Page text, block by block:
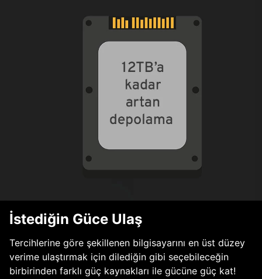
İstediğin Güce Ulaş
Tercihlerine göre şekillenen bilgisayarını en üst düzey
verime ulaştırmak için dilediğin gibi seçebileceğin
birbirinden farklı güç kaynakları ile gücüne güç kat!